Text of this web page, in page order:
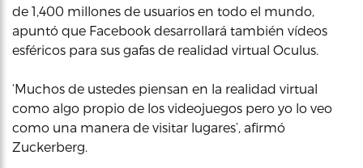
de 1,400 millones de usuarios en todo el mundo,
apuntó que Facebook desarrollará también vídeos
esféricos para sus gafas de realidad virtual Oculus.
‘Muchos de ustedes piensan en la realidad virtual
como algo propio de los videojuegos pero yo lo veo
como una manera de visitar lugares’, afirmó
Zuckerberg.